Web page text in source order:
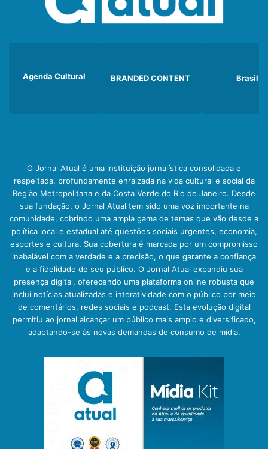
Agenda Cultural BRANDED CONTENT Brasil
O Jornal Atual é uma instituição jornalística consolidada e
respeitada, profundamente enraizada na vida cultural e social da
Região Metropolitana e da Costa Verde do Rio de Janeiro. Desde
sua fundação, o Jornal Atual tem sido uma voz importante na
comunidade, cobrindo uma ampla gama de temas que vão desde a
política local e estadual até questões sociais urgentes, economia,
esportes e cultura. Sua cobertura é marcada por um compromisso
inabalável com a verdade e a precisão, o que garante a confiança
e a fidelidade de seu público. O Jornal Atual expandiu sua
presença digital, oferecendo uma plataforma online robusta que
inclui notícias atualizadas e interatividade com o público por meio
de comentários, redes sociais e podcast. Esta evolução digital
permitiu ao jornal alcançar um público mais amplo e diversificado,
adaptando-se às novas demandas de consumo de mídia.